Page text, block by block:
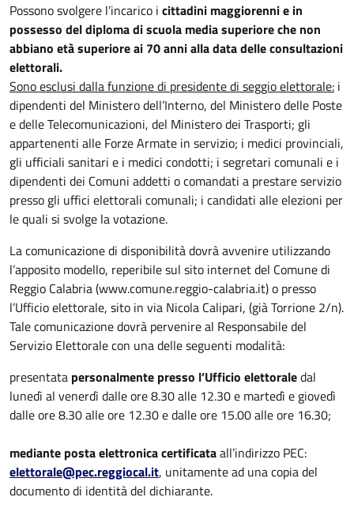
Possono svolgere l’incarico i cittadini maggiorenni e in
possesso del diploma di scuola media superiore che non
abbiano età superiore ai 70 anni alla data delle consultazioni
elettorali.
Sono esclusi dalla funzione di presidente di seggio elettorale: i
dipendenti del Ministero dell’Interno, del Ministero delle Poste
e delle Telecomunicazioni, del Ministero dei Trasporti; gli
appartenenti alle Forze Armate in servizio; i medici provinciali,
gli ufficiali sanitari e i medici condotti; i segretari comunali e i
dipendenti dei Comuni addetti o comandati a prestare servizio
presso gli uffici elettorali comunali; i candidati alle elezioni per
le quali si svolge la votazione.
La comunicazione di disponibilità dovrà avvenire utilizzando
l’apposito modello, reperibile sul sito internet del Comune di
Reggio Calabria (www.comune.reggio-calabria.it) o presso
l’Ufficio elettorale, sito in via Nicola Calipari, (già Torrione 2/n).
Tale comunicazione dovrà pervenire al Responsabile del
Servizio Elettorale con una delle seguenti modalità:
presentata personalmente presso l’Ufficio elettoraledal
lunedì al venerdì dalle ore 8.30 alle 12.30 e martedì e giovedì
dalle ore 8.30 alle ore 12.30 e dalle ore 15.00 alle ore 16.30;
mediante posta elettronica certificataall’indirizzo PEC:
elettorale@pec.reggiocal.it, unitamente ad una copia del
documento di identità del dichiarante.